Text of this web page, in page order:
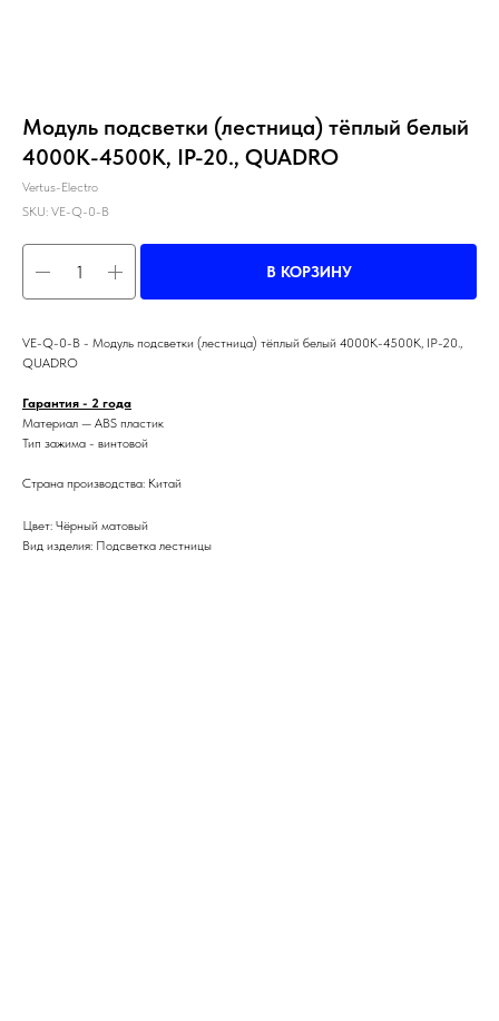
Модуль подсветки (лестница) тёплый белый
4000К-4500К, IP-20., QUADRO
Vertus-Electro
SKU: VE-Q-0-B
В КОРЗИНУ
VE-Q-0-B - Модуль подсветки (лестница) тёплый белый 4000К-4500К, IP-20.,
QUADRO
Гарантия - 2 года
Материал — ABS пластик
Тип зажима - винтовой
Страна производства: Китай
Цвет: Чёрный матовый
Вид изделия: Подсветка лестницы